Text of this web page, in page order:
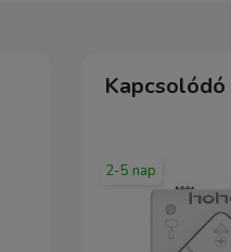
Kapcsolódó
2-5 nap